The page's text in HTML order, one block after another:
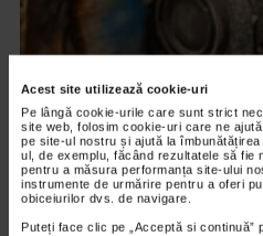
Acest site utilizează cookie-uri
Pe lângă cookie-urile care sunt strict
site web, folosim cookie-uri care ne
pe site-ul nostru și ajută la
ul, de exemplu, făcând rezultatele să fie
pentru a măsura performanța site-ului
instrumente de urmărire pentru a oferi
obiceiurilor dvs. de navigare.
Puteți face clic pe „Acceptă si
CLIPA DE ARTA